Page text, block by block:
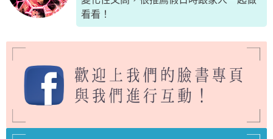
看看！